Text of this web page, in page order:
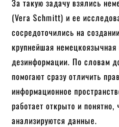
За такую задачу взялись
(Vera Schmitt) и ее
сосредоточились на
крупнейшая немецкоязычная
дезинформации. По словам
помогают сразу отличить
информационное
работает открыто и
анализируются данные.